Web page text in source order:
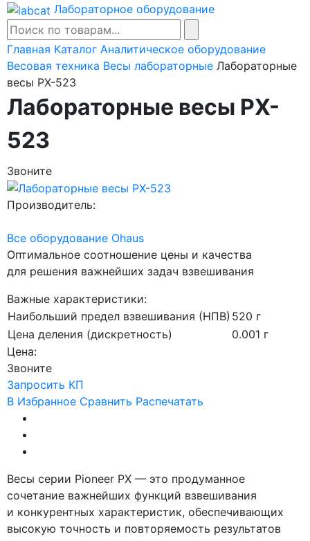
Лабораторное оборудование
Главная Каталог Аналитическое оборудование
Весовая техника Весы лабораторные Лабораторные
весы PX-523
Лабораторные весы PX-
523
Звоните
Производитель:
Все оборудование Ohaus
Оптимальное соотношение цены и качества
для решения важнейших задач взвешивания
Важные характеристики:
Наибольший предел взвешивания (НПВ) 520 г
Цена деления (дискретность)
0.001 г
Цена:
Звоните
Запросить КП
В Избранное Сравнить Распечатать
Весы серии Pioneer PX — это продуманное
сочетание важнейших функций взвешивания
и конкурентных характеристик, обеспечивающих
высокую точность и повторяемость результатов